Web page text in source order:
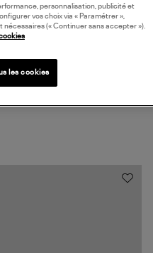
personnalisation, publicité et
vos choix via « Paramétrer »,
nécessaires (« Continuer sans accepter »).
les cookies